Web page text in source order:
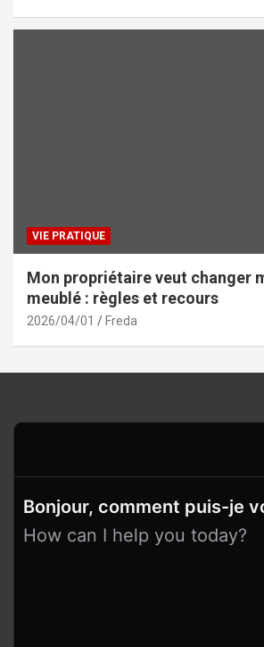
VIE PRATIQUE
Mon propriétaire veut changer
meublé : règles et recours
2026/04/01 Freda
Bonjour, comment puis-je
How can I help you today?